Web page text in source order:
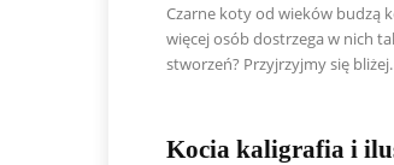
Czarne koty od wieków budzą
więcej osób dostrzega w nich
stworzeń? Przyjrzyjmy się bliżej.
Kocia kaligrafia i